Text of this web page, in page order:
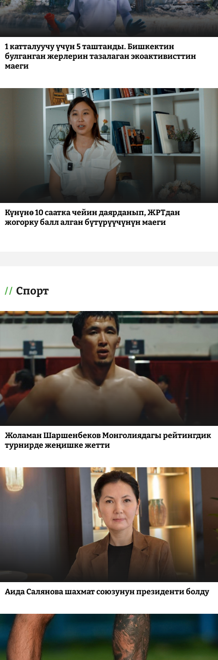
1 катталуучу үчүн 5 таштанды. Бишкектин
булганган жерлерин тазалаган экоактивисттин
маеги
Күнүнө 10 саатка чейин даярданып, ЖРТдан
жогорку балл алган бүтүрүүчүнүн маеги
Спорт
Жоламан Шаршенбеков Монголиядагы рейтингдик
турнирде жеңишке жетти
Аида Салянова шахмат союзунун президенти болду